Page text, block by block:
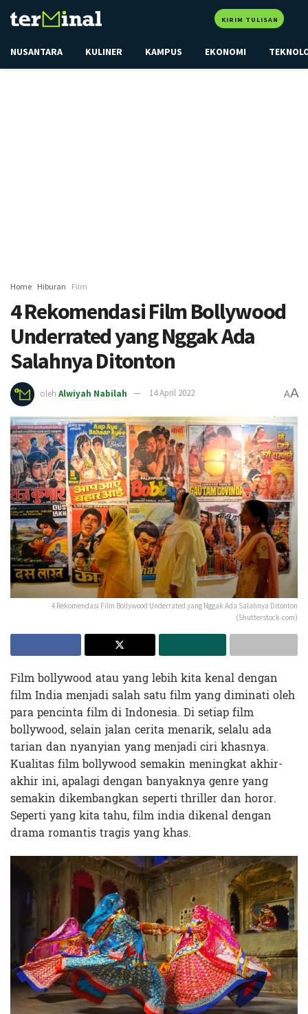
KIRIM TULISAN
NUSANTARA KULINER KAMPUS EKONOMI
Home Hiburan Film
4 Rekomendasi Film Bollywood
Underrated yang Nggak Ada
Salahnya Ditonton
oleh Alwiyah Nabilah 14 April 2022 AA
4 Rekomendasi Film Bollywood Underrated yang Nggak Ada Salahnya Ditonton
(Shutterstock.com)
Film bollywood atau yang lebih kita kenal dengan
film India menjadi salah satu film yang diminati oleh
para pencinta film di Indonesia. Di setiap film
bollywood, selain jalan cerita menarik, selalu ada
tarian dan nyanyian yang menjadi ciri khasnya.
Kualitas film bollywood semakin meningkat akhir-
akhir ini, apalagi dengan banyaknya genre yang
semakin dikembangkan seperti thriller dan horor.
Seperti yang kita tahu, film india dikenal dengan
drama romantis tragis yang khas.